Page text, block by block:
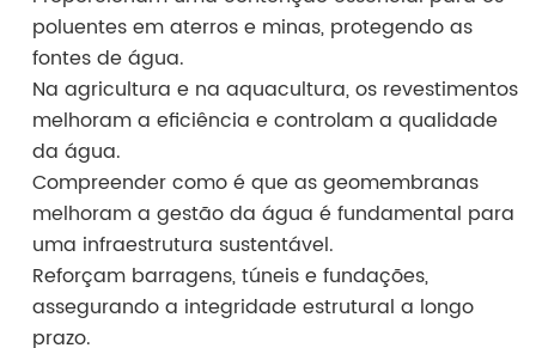
poluentes em aterros e minas, protegendo as
fontes de água.
Na agricultura e na aquacultura, os revestimentos
melhoram a eficiência e controlam a qualidade
da água.
Compreender como é que as geomembranas
melhoram a gestão da água é fundamental para
uma infraestrutura sustentável.
Reforçam barragens, túneis e fundações,
assegurando a integridade estrutural a longo
prazo.